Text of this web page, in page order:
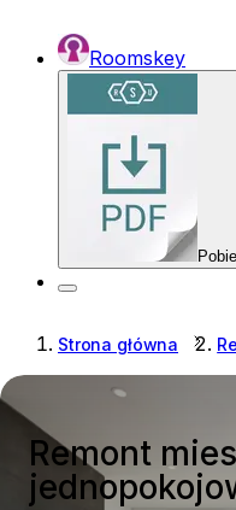
Roomskey
Strona główna
Remont